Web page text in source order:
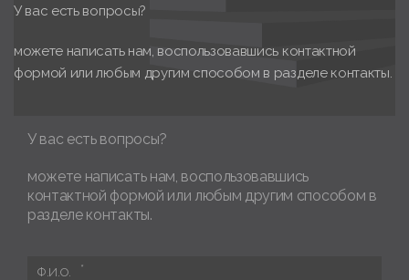
У вас есть вопросы?
можете написать нам, воспользовавшись контактной
формой или любым другим способом в разделе контакты.
У вас есть вопросы?
можете написать нам, воспользовавшись
контактной формой или любым другим способом в
разделе контакты.
Ф.И.О.